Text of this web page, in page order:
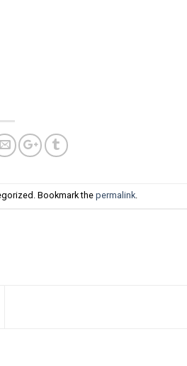
Bookmark the permalink.